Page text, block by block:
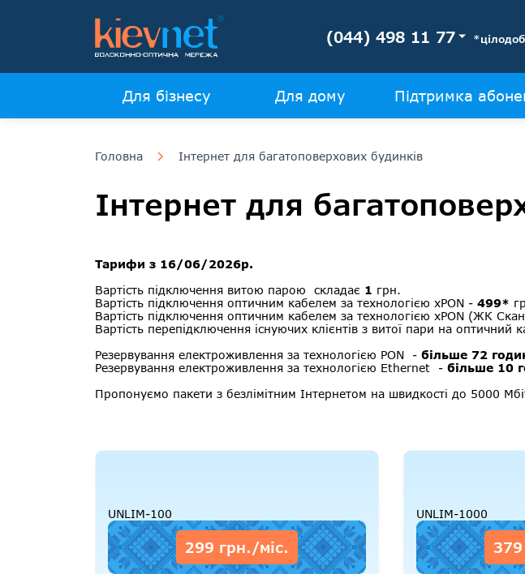
(044) 498 11 77
Для бізнесу Для дому Підтримка
Головна Інтернет для багатоповерхових будинків
Інтернет для
Тарифи з 16/06/2026р.
Вартість підключення витою парою складає 1 грн.
Вартість підключення оптичним кабелем за технологією xPON - 499*
Вартість підключення оптичним кабелем за технологією xPON (ЖК
Вартість перепідключення існуючих клієнтів з витої пари на оптичний
Резервування електроживлення за технологією PON - більше 72
Резервування електроживлення за технологією Ethernet - більше 10
Пропонуємо пакети з безлімітним Інтернетом на швидкості до 5000
UNLIM-100
299 грн./міс.
UNLIM-1000